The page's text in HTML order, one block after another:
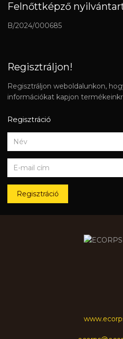
Felnőttképző
B/2024/000685
Regisztráljon!
Regisztráljon weboldalunkon,
információkat kapjon
Regisztráció
Regisztráció